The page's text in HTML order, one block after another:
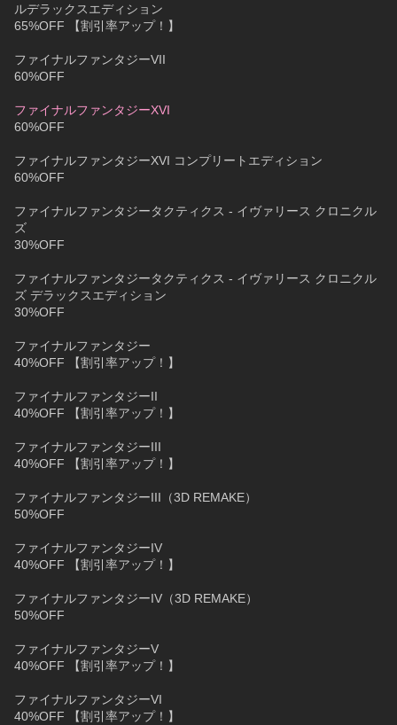
ルデラックスエディション
65%OFF 【割引率アップ！】
ファイナルファンタジーVII
60%OFF
ファイナルファンタジーXVI
60%OFF
ファイナルファンタジーXVI コンプリートエディション
60%OFF
ファイナルファンタジータクティクス - イヴァリース クロニクル
ズ
30%OFF
ファイナルファンタジータクティクス - イヴァリース クロニクル
ズ デラックスエディション
30%OFF
ファイナルファンタジー
40%OFF 【割引率アップ！】
ファイナルファンタジーII
40%OFF 【割引率アップ！】
ファイナルファンタジーIII
40%OFF 【割引率アップ！】
ファイナルファンタジーIII（3D REMAKE）
50%OFF
ファイナルファンタジーIV
40%OFF 【割引率アップ！】
ファイナルファンタジーIV（3D REMAKE）
50%OFF
ファイナルファンタジーV
40%OFF 【割引率アップ！】
ファイナルファンタジーVI
40%OFF 【割引率アップ！】